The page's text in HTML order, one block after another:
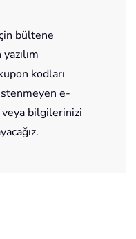
bültene
kodları
e-
bilgilerinizi